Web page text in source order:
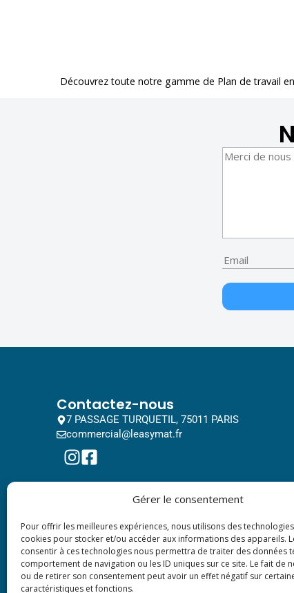
Gérer le consentement
Pour offrir les meilleures expériences, nous utilisons des
cookies pour stocker et/ou accéder aux informations des appareils.
consentir à ces technologies nous permettra de traiter des données
comportement de navigation ou les ID uniques sur ce site. Le fait de
ou de retirer son consentement peut avoir un effet négatif sur
caractéristiques et fonctions.
Découvrez toute notre gamme de Plan de travail
Contactez-nous
7 PASSAGE TURQUETIL, 75011 PARIS
commercial@leasymat.fr